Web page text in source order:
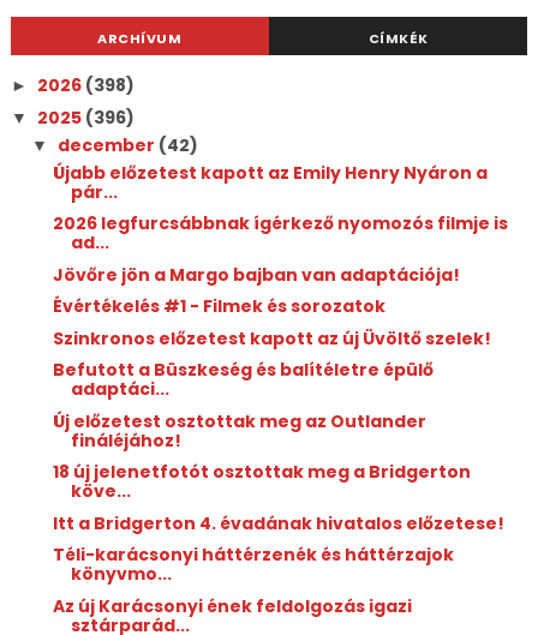
ARCHÍVUM CÍMKÉK
► 2026 (398)
▼ 2025 (396)
▼ december (42)
Újabb előzetest kapott az Emily Henry Nyáron a
pár...
2026 legfurcsábbnak ígérkező nyomozós filmje is
ad...
Jövőre jön a Margo ​bajban van adaptációja!
Évértékelés #1 - Filmek és sorozatok
Szinkronos előzetest kapott az új Üvöltő szelek!
Befutott a Büszkeség és balítéletre épülő
adaptáci...
Új előzetest osztottak meg az Outlander
fináléjához!
18 új jelenetfotót osztottak meg a Bridgerton
köve...
Itt a Bridgerton 4. évadának hivatalos előzetese!
Téli-karácsonyi háttérzenék és háttérzajok
könyvmo...
Az új Karácsonyi ének feldolgozás igazi
sztárparád...